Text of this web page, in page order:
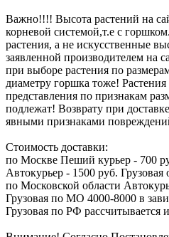
Важно!!!! Высота растений на
корневой системой,т.е с
растения, а не искусственные
заявленной производителем на
при выборе растения по
диаметру горшка тоже!
представления по признакам
подлежат! Возврату при
явными признаками
Стоимость доставки:
по Москве Пеший курьер - 700
Автокурьер - 1500 руб. Грузовая
по Московской области
Грузовая по МО 4000-8000 в
Грузовая по РФ рассчитывается